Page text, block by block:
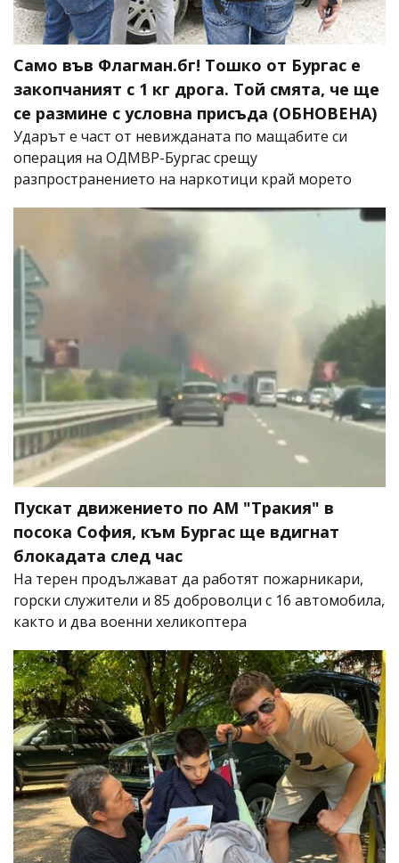
Само във Флагман.бг! Тошко от Бургас е
закопчаният с 1 кг дрога. Той смята, че ще
се размине с условна присъда (ОБНОВЕНА)
Ударът е част от невижданата по мащабите си
операция на ОДМВР-Бургас срещу
разпространението на наркотици край морето
Пускат движението по АМ "Тракия" в
посока София, към Бургас ще вдигнат
блокадата след час
На терен продължават да работят пожарникари,
горски служители и 85 доброволци с 16 автомобила,
както и два военни хеликоптера